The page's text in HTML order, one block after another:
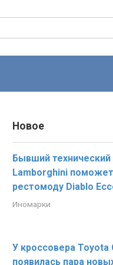
Новое
Бывший
Lamborghini поможет
рестомоду Diablo
Иномарки
У кроссовера Toyota
появилась пара